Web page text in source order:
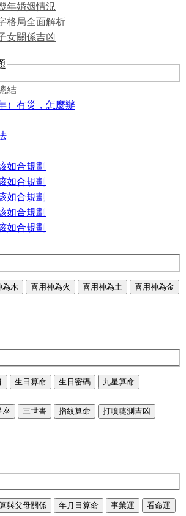
年婚姻情況
格局全面解析
女關係吉凶
結
）有災，怎麼辦
如合規劃
如合規劃
如合規劃
如合規劃
如合規劃
為木 喜用神為火 喜用神為土 喜用神為金
生日算命 生日密碼 九星算命
座 三世書 指紋算命 打噴嚏測吉凶
與父母關係 年月日算命 事業運 看命運